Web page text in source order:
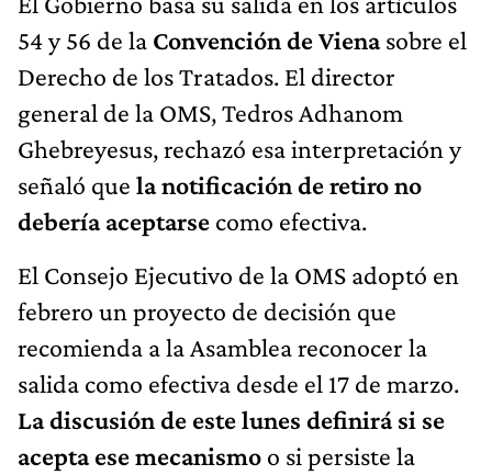
54 y 56 de la Convención de Vienasobre el
Derecho de los Tratados. El director
general de la OMS, Tedros Adhanom
Ghebreyesus, rechazó esa interpretación y
señaló que la notificación de retiro no
debería aceptarse como efectiva.
El Consejo Ejecutivo de la OMS adoptó en
febrero un proyecto de decisión que
recomienda a la Asamblea reconocer la
salida como efectiva desde el 17 de marzo.
La discusión de este lunes definirá si se
acepta ese mecanismo o si persiste la